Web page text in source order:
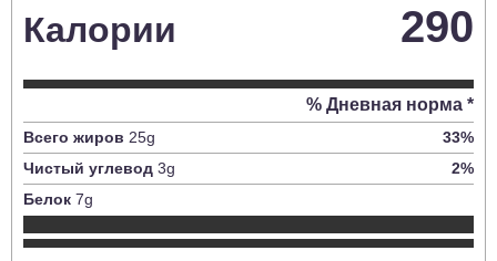
Калории 290
% Дневная норма *
Всего жиров 25g 33%
Чистый углевод 3g 2%
Белок 7g